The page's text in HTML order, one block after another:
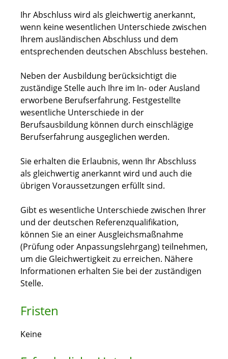
Ihr Abschluss wird als gleichwertig anerkannt,
wenn keine wesentlichen Unterschiede zwischen
Ihrem ausländischen Abschluss und dem
entsprechenden deutschen Abschluss bestehen.
Neben der Ausbildung berücksichtigt die
zuständige Stelle auch Ihre im In- oder Ausland
erworbene Berufserfahrung. Festgestellte
wesentliche Unterschiede in der
Berufsausbildung können durch einschlägige
Berufserfahrung ausgeglichen werden.
Sie erhalten die Erlaubnis, wenn Ihr Abschluss
als gleichwertig anerkannt wird und auch die
übrigen Voraussetzungen erfüllt sind.
Gibt es wesentliche Unterschiede zwischen Ihrer
und der deutschen Referenzqualifikation,
können Sie an einer Ausgleichsmaßnahme
(Prüfung oder Anpassungslehrgang) teilnehmen,
um die Gleichwertigkeit zu erreichen. Nähere
Informationen erhalten Sie bei der zuständigen
Stelle.
Fristen
Keine